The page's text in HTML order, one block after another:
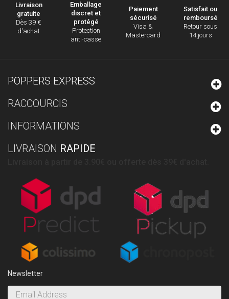
Livraison
gratuite
Dès 39 €
d'achat
Emballage
discret et
protégé
Protection
anti-casse
Paiement
sécurisé
Visa &
Mastercard
Satisfait ou
remboursé
Retour sous
14 jours
POPPERS EXPRESS
RACCOURCIS
INFORMATIONS
LIVRAISON RAPIDE
Newsletter